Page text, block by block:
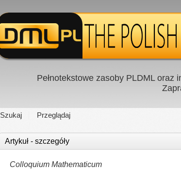
Pełnotekstowe zasoby PLDML
Szukaj Przeglądaj
Artykuł - szczegóły
Colloquium Mathematicum